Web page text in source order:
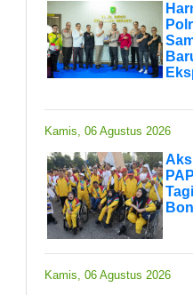
Kamis, 06 Agustus 2026
Kamis, 06 Agustus 2026